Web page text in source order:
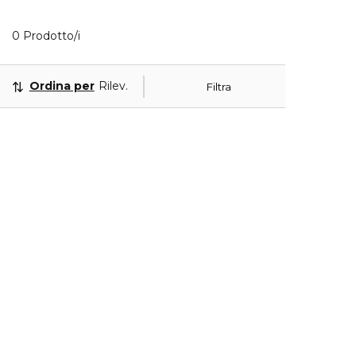
0 Prodotto/i
Filtra
Ordina per Rilevanza